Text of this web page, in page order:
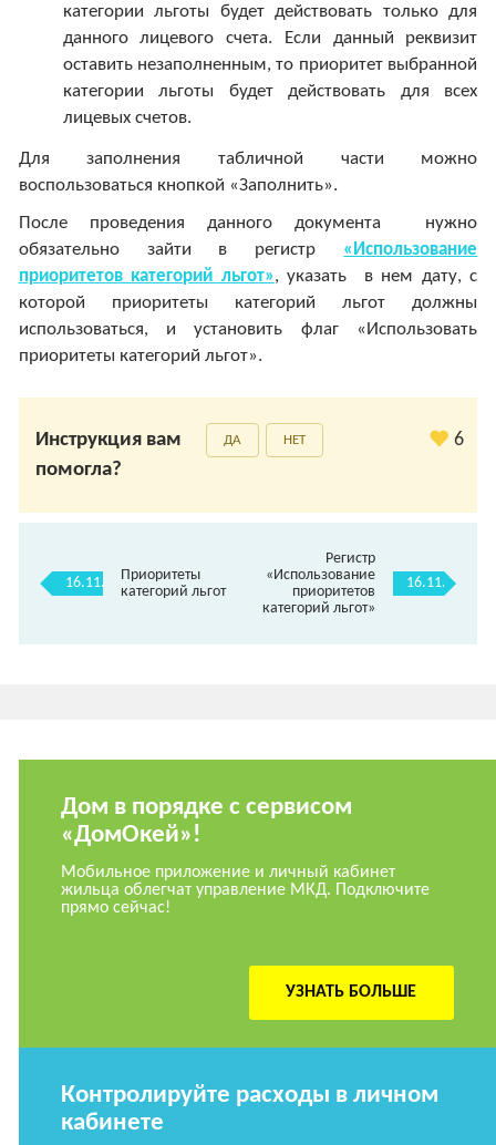
категории льготы будет действовать только для
данного лицевого счета. Если данный реквизит
оставить незаполненным, то приоритет выбранной
категории льготы будет действовать для всех
лицевых счетов.
Для заполнения табличной части можно
воспользоваться кнопкой «Заполнить».
После проведения данного документа нужно
обязательно зайти в регистр «Использование
приоритетов категорий льгот», указать в нем дату, с
которой приоритеты категорий льгот должны
использоваться, и установить флаг «Использовать
приоритеты категорий льгот».
Инструкция вам
помогла?
ДА НЕТ 6
16.11.
Приоритеты
категорий льгот
Регистр
«Использование
приоритетов
категорий льгот»
16.11.2.
Дом в порядке с сервисом
«ДомОкей»!
Мобильное приложение и личный кабинет
жильца облегчат управление МКД. Подключите
прямо сейчас!
УЗНАТЬ БОЛЬШЕ
Контролируйте расходы в личном
кабинете